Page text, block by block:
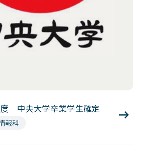
科
公務員科
大学併修学科/教育専攻科/
研究科
援
度 中央大学卒業学生確定
報科